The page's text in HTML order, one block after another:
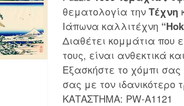
θεματολογία την Τέχνη
Ιάπωνα καλλιτέχνη
Διαθέτει κομμάτια που
τους, είναι ανθεκτικά
Εξασκήστε το χόμπι
σας με τον ιδανικότερο
ΚΑΤΑΣΤΗΜΑ: PW-A1121